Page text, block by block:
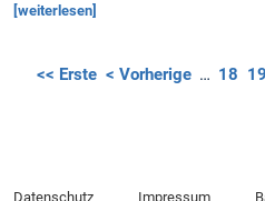
[weiterlesen]
<< Erste < Vorherige … 18 19
Datenschutz Impressum